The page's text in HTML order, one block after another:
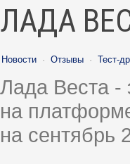
ЛАДА
Новости · Отзывы · Тест-
Лада Веста -
на
на сентябрь